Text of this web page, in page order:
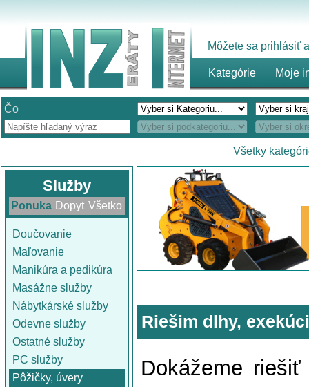
Môžete sa prihlásiť
Kategórie Moje
Čo
Všetky
Služby
Ponuka Dopyt Všetko
Doučovanie
Maľovanie
Manikúra a pedikúra
Masážne služby
Nábytkárské služby
Odevne služby
Ostatné služby
PC služby
Pôžičky, úvery
Riešim dlhy,
Dokážeme